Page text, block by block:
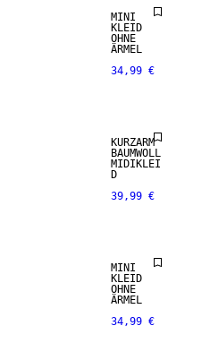
MINI
KLEID
OHNE
ÄRMEL
34,99 €
KURZARM
BAUMWOLL
MIDIKLEI
D
39,99 €
MINI
KLEID
OHNE
ÄRMEL
34,99 €